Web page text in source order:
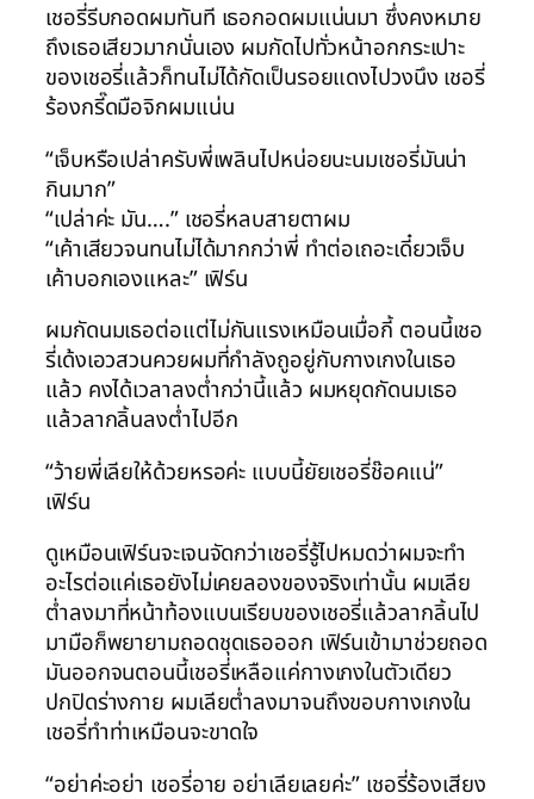
เชอรี่รีบกอดผมทันที เธอกอดผมแน่นมา ซึ่งคงหมาย
ถึงเธอเสียวมากนั่นเอง ผมกัดไปทั่วหน้าอกกระเปาะ
ของเชอรี่แล้วก็ทนไม่ได้กัดเป็นรอยแดงไปวงนึง เชอรี่
ร้องกรี๊ดมือจิกผมแน่น
“เจ็บหรือเปล่าครับพี่เพลินไปหน่อยนะนมเชอรี่มันน่า
กินมาก”
“เปล่าค่ะ มัน….” เชอรี่หลบสายตาผม
“เค้าเสียวจนทนไม่ได้มากกว่าพี่ ทำต่อเถอะเดี๋ยวเจ็บ
เค้าบอกเองแหละ” เฟิร์น
ผมกัดนมเธอต่อแต่ไม่กันแรงเหมือนเมื่อกี้ ตอนนี้เชอ
รี่เด้งเอวสวนควยผมที่กำลังถูอยู่กับกางเกงในเธอ
แล้ว คงได้เวลาลงต่ำกว่านี้แล้ว ผมหยุดกัดนมเธอ
แล้วลากลิ้นลงต่ำไปอีก
“ว้ายพี่เลียให้ด้วยหรอค่ะ แบบนี้ยัยเชอรี่ช๊อคแน่”
เฟิร์น
ดูเหมือนเฟิร์นจะเจนจัดกว่าเชอรี่รู้ไปหมดว่าผมจะทำ
อะไรต่อแค่เธอยังไม่เคยลองของจริงเท่านั้น ผมเลีย
ต่ำลงมาที่หน้าท้องแบนเรียบของเชอรี่แล้วลากลิ้นไป
มามือก็พยายามถอดชุดเธอออก เฟิร์นเข้ามาช่วยถอด
มันออกจนตอนนี้เชอรี่เหลือแค่กางเกงในตัวเดียว
ปกปิดร่างกาย ผมเลียต่ำลงมาจนถึงขอบกางเกงใน
เชอรี่ทำท่าเหมือนจะขาดใจ
“อย่าค่ะอย่า เชอรี่อาย อย่าเลียเลยค่ะ” เชอรี่ร้องเสียง